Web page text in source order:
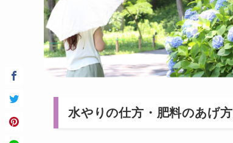
水やりの仕方・肥料のあげ方